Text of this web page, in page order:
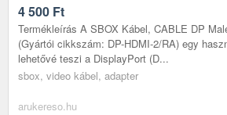
4 500 Ft
Termékleírás A SBOX Kábel, CABLE DP
(Gyártói cikkszám: DP-HDMI-2/RA) egy
lehetővé teszi a DisplayPort (D...
sbox, video kábel, adapter
arukereso.hu